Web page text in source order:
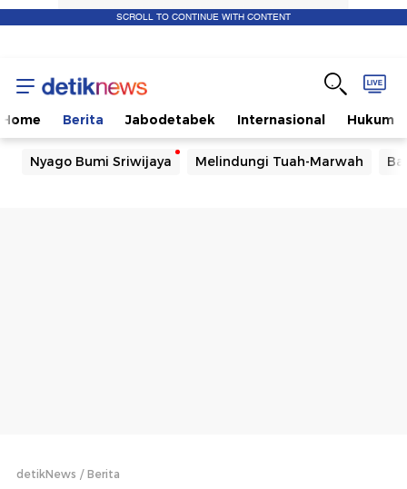
SCROLL TO CONTINUE WITH CONTENT
Home Berita Jabodetabek Internasional Hukum
Nyago Bumi Sriwijaya Melindungi Tuah-Marwah
detikNews Berita